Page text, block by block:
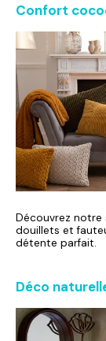
Confort
Découvrez notre
douillets et
détente parfait.
Déco